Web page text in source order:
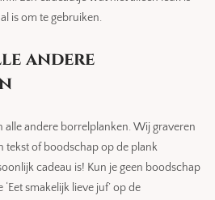
is om te gebruiken.
andere
alle andere borrelplanken. Wij graveren
tekst of boodschap op de plank
cadeau is! Kun je geen boodschap
smakelijk lieve juf’ op de